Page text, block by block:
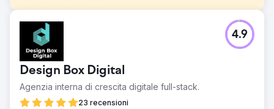
Sfida
Blendtec Australia, il principale distributore dei prodotti
Blendtec, ha cercato un aggiornamento del sito Web
rispetto a una tecnologia obsoleta nel 2020. Abbiamo
fornito tecnologia all'avanguardia, garantendo una facile
gestione dei contenuti e costi amministrativi ridotti per
operazioni aziendali senza interruzioni.
Design Box Digital
Agenzia interna di crescita digitale full-stack.
23 recensioni
4.9